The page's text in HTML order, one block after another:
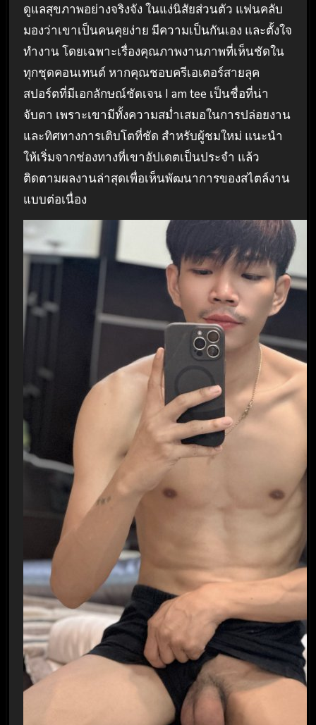
ดูแลสุขภาพอย่างจริงจัง ในแง่นิสัยส่วนตัว แฟนคลับ
มองว่าเขาเป็นคนคุยง่าย มีความเป็นกันเอง และตั้งใจ
ทำงาน โดยเฉพาะเรื่องคุณภาพงานภาพที่เห็นชัดใน
ทุกชุดคอนเทนต์ หากคุณชอบครีเอเตอร์สายลุค
สปอร์ตที่มีเอกลักษณ์ชัดเจน I am tee เป็นชื่อที่น่า
จับตา เพราะเขามีทั้งความสม่ำเสมอในการปล่อยงาน
และทิศทางการเติบโตที่ชัด สำหรับผู้ชมใหม่ แนะนำ
ให้เริ่มจากช่องทางที่เขาอัปเดตเป็นประจำ แล้ว
ติดตามผลงานล่าสุดเพื่อเห็นพัฒนาการของสไตล์งาน
แบบต่อเนื่อง